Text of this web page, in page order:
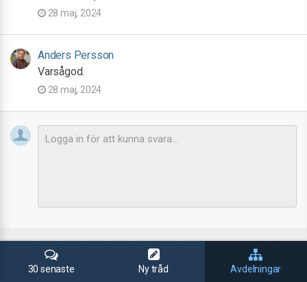
28 maj, 2024
Anders Persson
Varsågod.
28 maj, 2024
30 senaste Ny tråd Avdelningar